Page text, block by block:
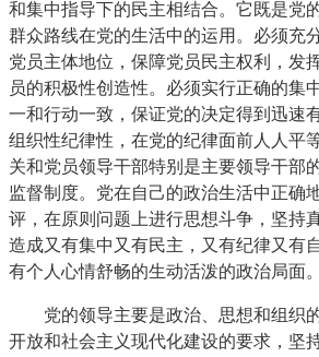
和集中指导下的民主相结合。它既是党
群众路线在党的生活中的运用。必须充
党员主体地位，保障党员民主权利，发
员的积极性创造性。必须实行正确的集
一和行动一致，保证党的决定得到迅速
组织性纪律性，在党的纪律面前人人平
关和党员领导干部特别是主要领导干部
监督制度。党在自己的政治生活中正确
评，在原则问题上进行思想斗争，坚持
造成又有集中又有民主，又有纪律又有
有个人心情舒畅的生动活泼的政治局面。
党的领导主要是政治、思想和组织
开放和社会主义现代化建设的要求，坚